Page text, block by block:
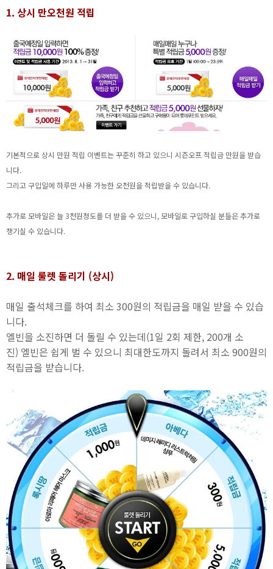
1. 상시 만오천원 적립
기본적으로 상시 만원 적립 이벤트는 꾸준히 하고 있으니 시즌오프 적립금 만원을 받습
니다.
그리고 구입일에 하루만 사용 가능한 오천원을 적립받을 수 있습니다.
추가로 모바일은 늘 3천원정도를 더 받을 수 있으니, 모바일로 구입하실 분들은 추가로
챙기실 수 있습니다.
2. 매일 룰렛 돌리기 (상시)
매일 출석체크를 하여 최소 300원의 적립금을 매일 받을 수 있습
니다.
엘빈을 소진하면 더 돌릴 수 있는데(1일 2회 제한, 200개 소
진) 엘빈은 쉽게 벌 수 있으니 최대한도까지 돌려서 최소 900원의
적립금을 받습니다.